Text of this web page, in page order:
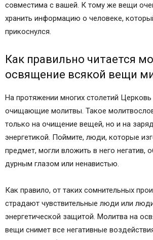
совместима с вашей. К тому же вещи
хранить информацию о человеке,
прикоснулся.
Как правильно читается
освящение всякой вещи
На протяжении многих столетий
очищающие молитвы. Такое
только на очищение вещей, но и на
энергетикой. Поймите, люди, которые
предмет, могли вложить в него негатив,
дурным глазом или ненавистью.
Как правило, от таких сомнительных
страдают чувствительные люди или
энергетической защитой. Молитва на
вещи снимет все негативные